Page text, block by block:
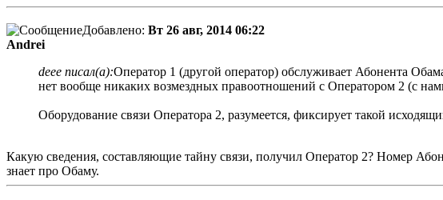
Добавлено: Вт 26 авг, 2014 06:22
Andrei
deee писал(а):Оператор 1 (другой оператор) обслуживает Абонента
нет вообще никаких возмездных правоотношений с Оператором 2 (с
Оборудование связи Оператора 2, разумеется, фиксирует такой
Какую сведения, составляющие тайну связи, получил Оператор 2? Номер
знает про Обаму.